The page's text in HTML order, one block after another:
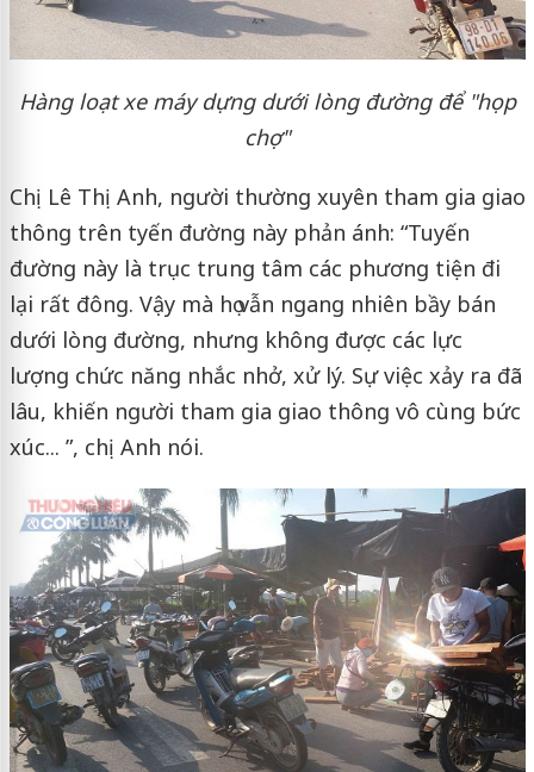
Hàng loạt xe máy dựng dưới lòng đường để "họp
chợ"
Chị Lê Thị Anh, người thường xuyên tham gia giao
thông trên tyến đường này phản ánh: “Tuyến
đường này là trục trung tâm các phương tiện đi
lại rất đông. Vậy mà họ vẫn ngang nhiên bầy bán
dưới lòng đường, nhưng không được các lực
lượng chức năng nhắc nhở, xử lý. Sự việc xảy ra đã
lâu, khiến người tham gia giao thông vô cùng bức
xúc... ”, chị Anh nói.